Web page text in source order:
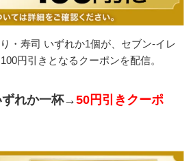
・寿司 いずれか1個が、セブン-イレ
円引きとなるクーポンを配信。
れか一杯→50円引きクーポ